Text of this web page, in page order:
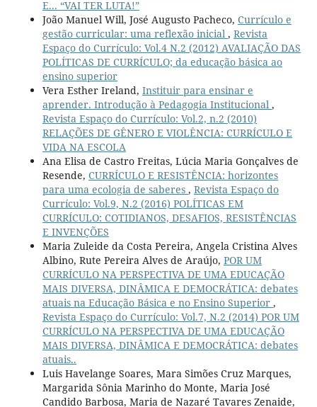
E... “VAI TER LUTA!”
João Manuel Will, José Augusto Pacheco, Currículo e
gestão curricular: uma reflexão inicial , Revista
Espaço do Currículo: Vol.4 N.2 (2012) AVALIAÇÃO DAS
POLÍTICAS DE CURRÍCULO; da educação básica ao
ensino superior
Vera Esther Ireland, Instituir para ensinar e
aprender. Introdução à Pedagogia Institucional ,
Revista Espaço do Currículo: Vol.2, n.2 (2010)
RELAÇÕES DE GÊNERO E VIOLÊNCIA: CURRÍCULO E
VIDA NA ESCOLA
Ana Elisa de Castro Freitas, Lúcia Maria Gonçalves de
Resende, CURRÍCULO E RESISTÊNCIA: horizontes
para uma ecologia de saberes , Revista Espaço do
Currículo: Vol.9, N.2 (2016) POLÍTICAS EM
CURRÍCULO: COTIDIANOS, DESAFIOS, RESISTÊNCIAS
E INVENÇÕES
Maria Zuleide da Costa Pereira, Angela Cristina Alves
Albino, Rute Pereira Alves de Araújo, POR UM
CURRÍCULO NA PERSPECTIVA DE UMA EDUCAÇÃO
MAIS DIVERSA, DINÂMICA E DEMOCRÁTICA: debates
atuais na Educação Básica e no Ensino Superior ,
Revista Espaço do Currículo: Vol.7, N.2 (2014) POR UM
CURRÍCULO NA PERSPECTIVA DE UMA EDUCAÇÃO
MAIS DIVERSA, DINÂMICA E DEMOCRÁTICA: debates
atuais..
Luis Havelange Soares, Mara Simões Cruz Marques,
Margarida Sônia Marinho do Monte, Maria José
Candido Barbosa, Maria de Nazaré Tavares Zenaide,